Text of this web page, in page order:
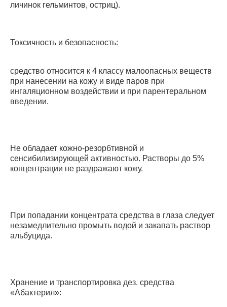
личинок гельминтов, остриц).
Токсичность и безопасность:
средство относится к 4 классу малоопасных веществ
при нанесении на кожу и виде паров при
ингаляционном воздействии и при парентеральном
введении.
Не обладает кожно-резорбтивной и
сенсибилизирующей активностью. Растворы до 5%
концентрации не раздражают кожу.
При попадании концентрата средства в глаза следует
незамедлительно промыть водой и закапать раствор
альбуцида.
Хранение и транспортировка дез. средства
«Абактерил»: